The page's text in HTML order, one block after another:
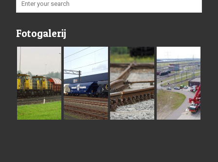
Fotogalerij